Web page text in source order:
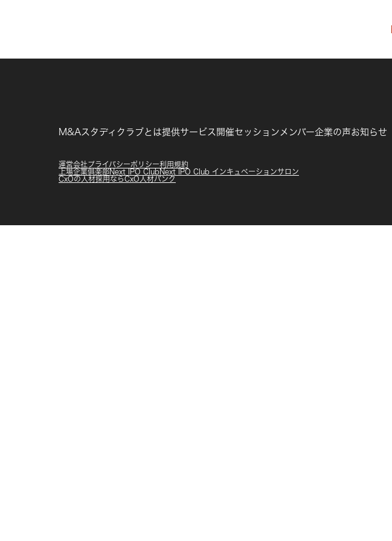
M&Aスタディクラブとは提供サービス 開催セッション メンバー企業の声お知らせ
運営会社プライバシーポリシー利用規約
上場企業俱楽部Next IPO ClubNext IPO Club インキュベーションサロン
CxOの人材採用ならCxO人材バンク